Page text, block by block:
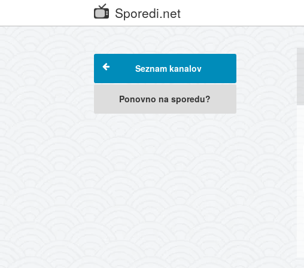
Sporedi.net
Seznam kanalov
Ponovno na sporedu?